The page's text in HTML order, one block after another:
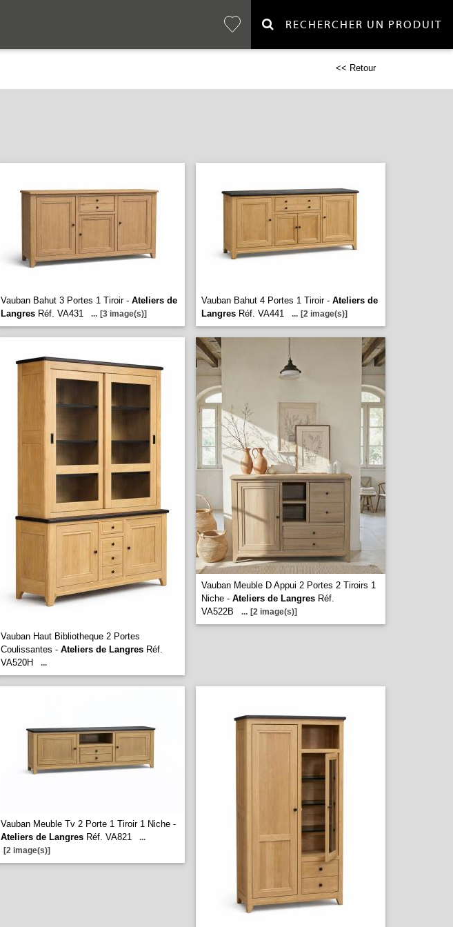
RECHERCHER UN PRODUIT
<< Retour
Vauban Bahut 3 Portes 1 Tiroir - Ateliers de
Langres Réf. VA431 ... [3 image(s)]
Vauban Bahut 4 Portes 1 Tiroir - Ateliers de
Langres Réf. VA441 ... [2 image(s)]
Vauban Haut Bibliotheque 2 Portes
Coulissantes - Ateliers de Langres Réf.
VA520H
...
Vauban Meuble D Appui 2 Portes 2 Tiroirs 1
Niche - Ateliers de Langres Réf.
VA522B
... [2 image(s)]
Vauban Meuble Tv 2 Porte 1 Tiroir 1 Niche -
Ateliers de Langres Réf. VA821
...
[2 image(s)]